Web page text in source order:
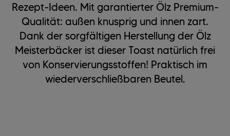
Rezept-Ideen. Mit garantierter Ölz Premium-
Qualität: außen knusprig und innen zart.
Dank der sorgfältigen Herstellung der Ölz
Meisterbäcker ist dieser Toast natürlich frei
von Konservierungsstoffen! Praktisch im
wiederverschließbaren Beutel.